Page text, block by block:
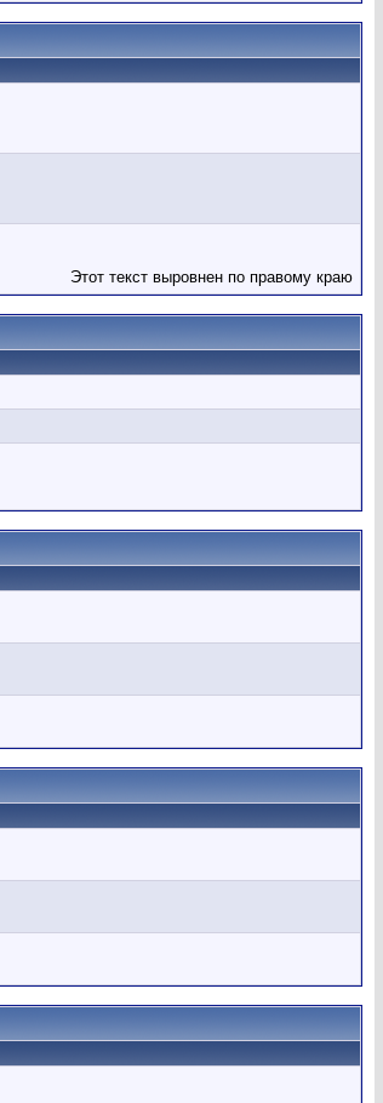
Этот текст выровнен по правому краю